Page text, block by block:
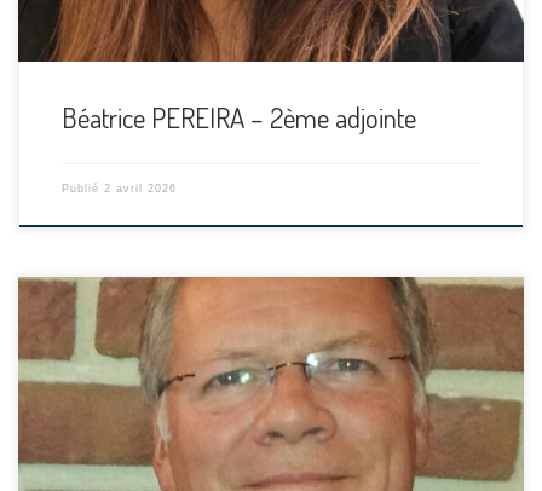
Béatrice PEREIRA – 2ème adjointe
Publié 2 avril 2026